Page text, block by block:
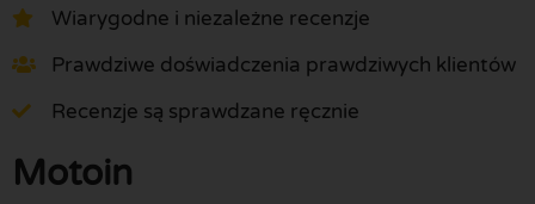
Wiarygodne i niezależne recenzje
Prawdziwe doświadczenia prawdziwych klientów
Recenzje są sprawdzane ręcznie
Motoin